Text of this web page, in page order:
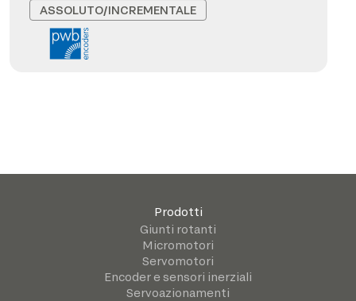
ASSOLUTO/INCREMENTALE
Prodotti
Giunti rotanti
Micromotori
Servomotori
Encoder e sensori inerziali
Servoazionamenti